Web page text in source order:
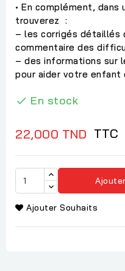
• En complément,
trouverez :
– les corrigés détaillés
commentaire des
– des informations sur
pour aider votre enfant
 En stock
22,000 TND TTC
Ajouter Souhaits